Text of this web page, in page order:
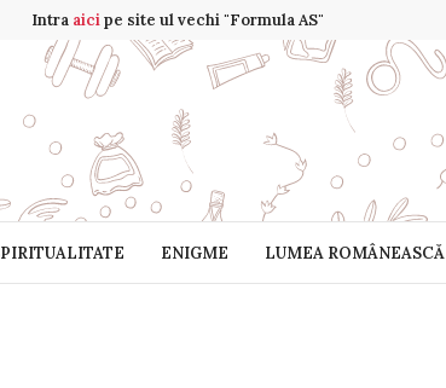
Intra aicipe site ul vechi "Formula AS"
ENIGME LUMEA ROMÂNEASCĂ